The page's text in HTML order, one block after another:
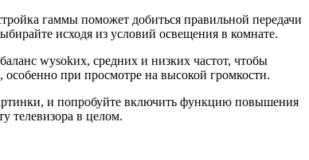
гаммы поможет добиться правильной передачи
исходя из условий освещения в комнате.
wysokих, средних и низких частот, чтобы
особенно при просмотре на высокой громкости.
и попробуйте включить функцию повышения
телевизора в целом.